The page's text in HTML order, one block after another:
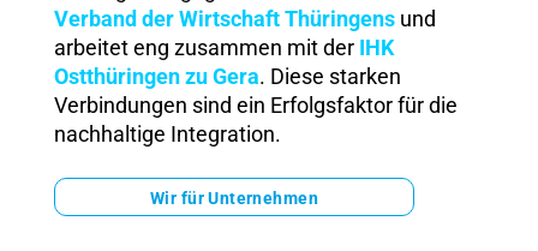
Verband der Wirtschaft Thüringens und
arbeitet eng zusammen mit der IHK
Ostthüringen zu Gera. Diese starken
Verbindungen sind ein Erfolgsfaktor für die
nachhaltige Integration.
Wir für Unternehmen